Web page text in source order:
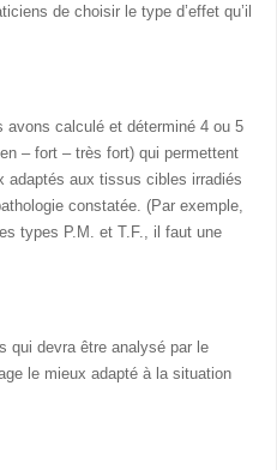
de choisir le type d’effet qu’il
calculé et déterminé 4 ou 5
– fort – très fort) qui permettent
adaptés aux tissus cibles irradiés
constatée. (Par exemple,
types P.M. et T.F., il faut une
qui devra être analysé par le
le mieux adapté à la situation